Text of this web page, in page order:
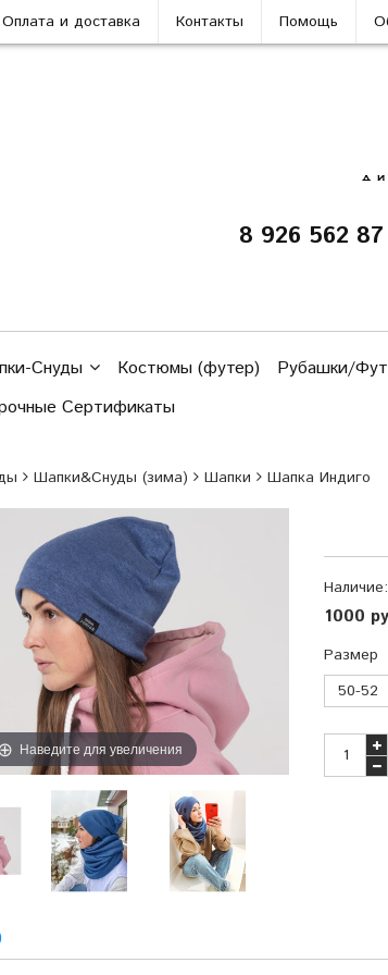
Оплата и доставка Контакты Помощь
8 926 562
Снуды Костюмы (футер) Рубашки/
Сертификаты
Шапки&Cнуды (зима) Шапки Шапка Индиго
Наведите для увеличения
Наличие:
1000
Размер